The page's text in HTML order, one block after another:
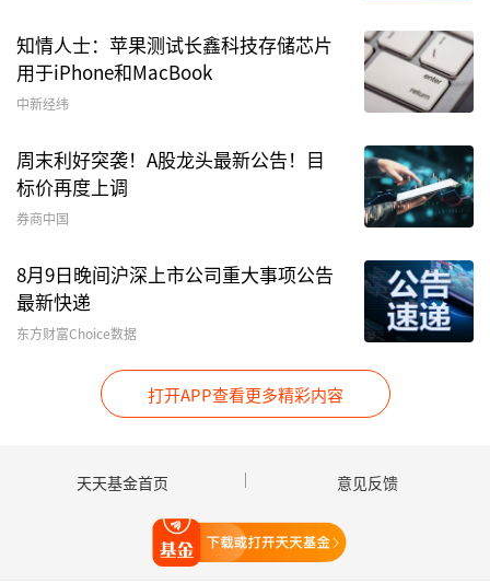
82.85%，进一步提升至84.64%。
具体来看，谷歌母公司Alphabet以8.40亿美元的
持股市值，稳居景林香港公司在美股市场的第一大
重仓股（持仓292.16万股），景林香港公司在一
季度继续小幅加仓23.16万股。紧随其后的拼多多
，持股市值分别为5.22亿美元与3.57亿美
元。
2026年第一季度，景林香港公司大手笔新进两只
个股——携程与亚马逊，并直接进入前十大重仓股
行列。其中，新买进携程260.43万股，市值约
1.30亿美元，位列第十大重仓股；新买进亚马逊
仓股。
增持方面，英特尔的持股数较去年四季度末增加了
知情人士：苹果测试长鑫科技存储芯片
用于iPhone和MacBook
中新经纬
周末利好突袭！A股龙头最新公告！目
标价再度上调
券商中国
8月9日晚间沪深上市公司重大事项公告
最新快递
东方财富Choice数据
打开APP查看更多精彩内容
天天基金首页 意见反馈
打开天天基金